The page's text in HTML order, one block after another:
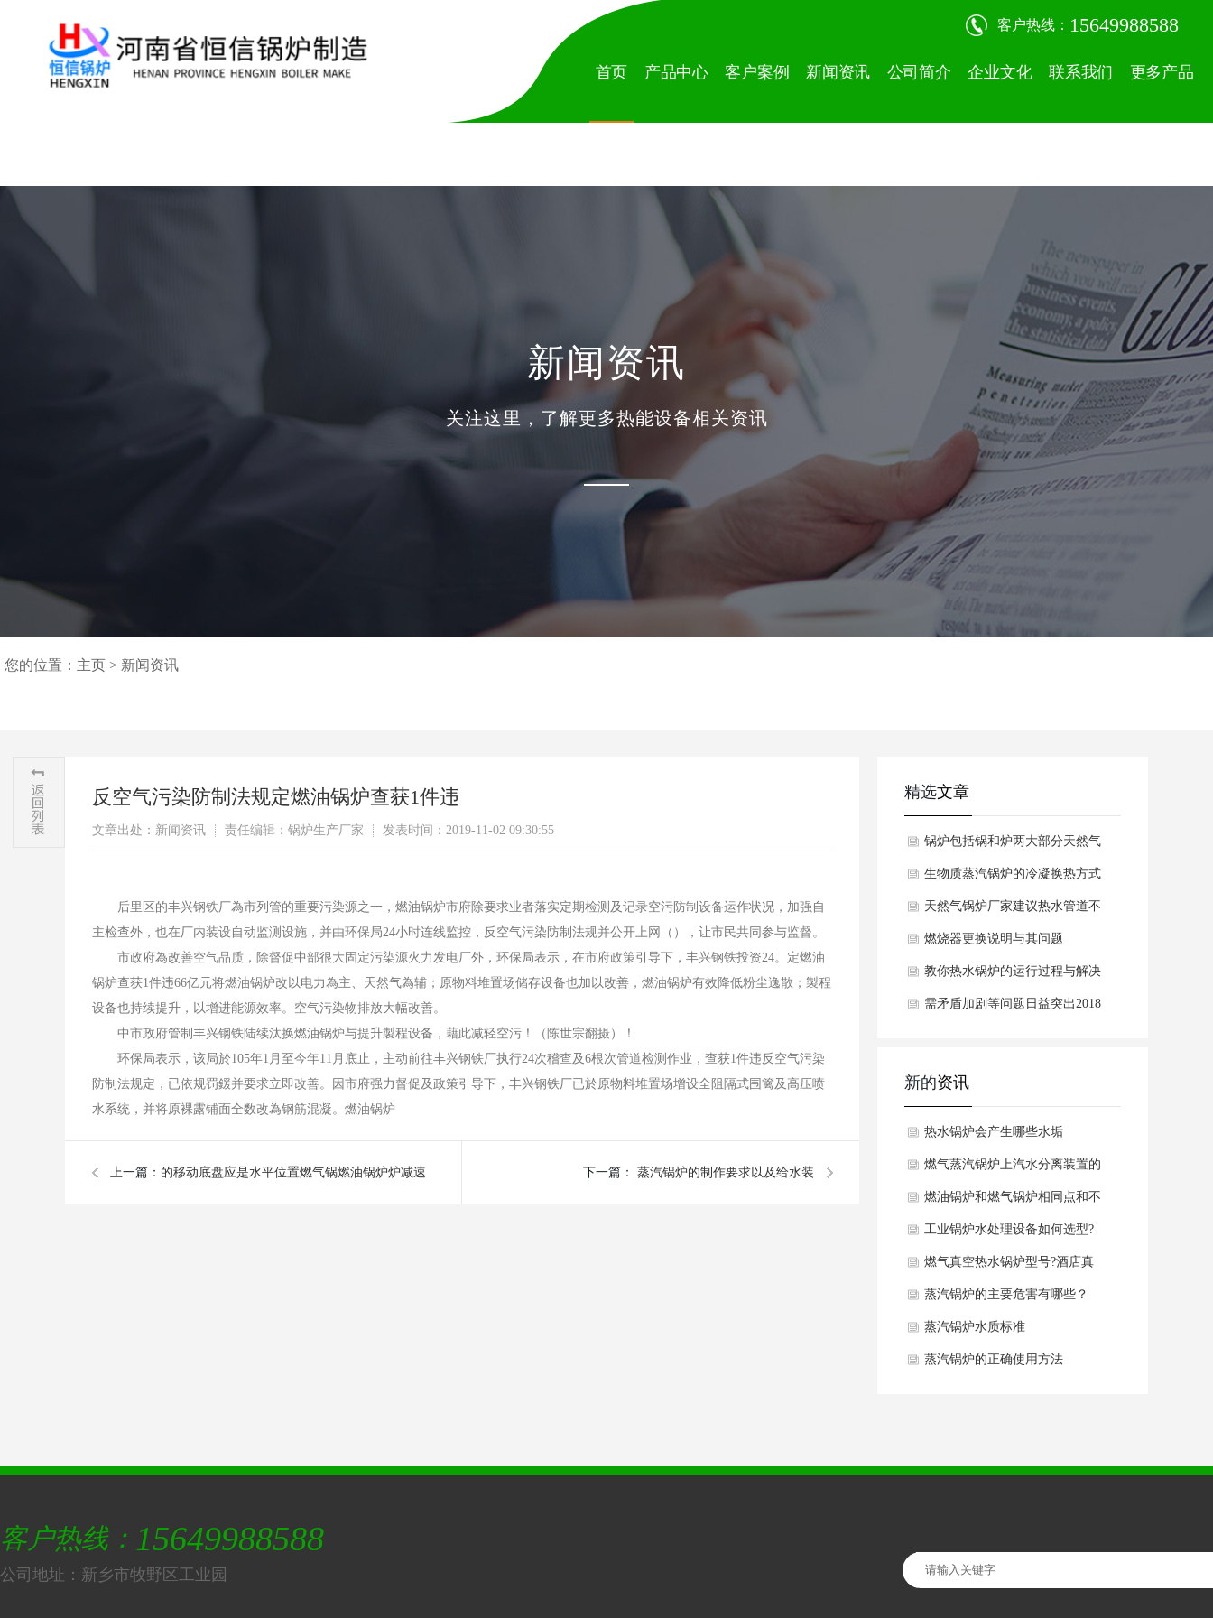
客户热线： 15649988588
首页 产品中心 客户案例 新闻资讯 公司简介 企业文化 联系我们 更多产品
新闻资讯
关注这里，了解更多热能设备相关资讯
您的位置： 主页 > 新闻资讯
反空气污染防制法规定燃油锅炉查获1件违
文章出处：新闻资讯 责任编辑：锅炉生产厂家 发表时间：2019-11-02 09:30:55
后里区的丰兴钢铁厂為市列管的重要污染源之一， 燃油锅炉市府除要求业者落实定期检测及记录空污防制设备运作状况，加强自
主检查外，也在厂内装设自动监测设施，并由环保局24小时连线监控，反空气污染防制法规并公开上网（），让市民共同参与监督。
市政府為改善空气品质，除督促中部很大固定污染源火力发电厂外，环保局表示，在市府政策引导下，丰兴钢铁投资24。定燃油
锅炉查获1件违66亿元将燃油锅炉改以电力為主、天然气為辅；原物料堆置场储存设备也加以改善， 燃油锅炉有效降低粉尘逸散；製程
设备也持续提升，以增进能源效率。空气污染物排放大幅改善。
中市政府管制丰兴钢铁陆续汰换燃油锅炉与提升製程设备，藉此减轻空污！（陈世宗翻摄）！
环保局表示，该局於105年1月至今年11月底止，主动前往丰兴钢铁厂执行24次稽查及6根次管道检测作业，查获1件违反空气污染
防制法规定，已依规罚鍰并要求立即改善。因市府强力督促及政策引导下，丰兴钢铁厂已於原物料堆置场增设全阻隔式围篱及高压喷
水系统，并将原裸露铺面全数改為钢筋混凝。燃油锅炉
上一篇： 的移动底盘应是水平位置燃气锅燃油锅炉炉减速 下一篇： 蒸汽锅炉的制作要求以及给水装
精选文章
锅炉包括锅和炉两大部分天然气
锅炉电热蒸汽锅
生物质蒸汽锅炉的冷凝换热方式
天然气锅炉厂家建议热水管道不
应太长具有良好
燃烧器更换说明与其问题
教你热水锅炉的运行过程与解决
缺水问题
需矛盾加剧等问题日益突出2018
新的资讯
热水锅炉会产生哪些水垢
燃气蒸汽锅炉上汽水分离装置的
工作原理是什么呢？
燃油锅炉和燃气锅炉相同点和不
同点分析
工业锅炉水处理设备如何选型?
燃气真空热水锅炉型号?酒店真
空热水锅炉如何选型？
蒸汽锅炉的主要危害有哪些？
蒸汽锅炉水质标准
蒸汽锅炉的正确使用方法
客户热线： 15649988588
公司地址：新乡市牧野区工业园